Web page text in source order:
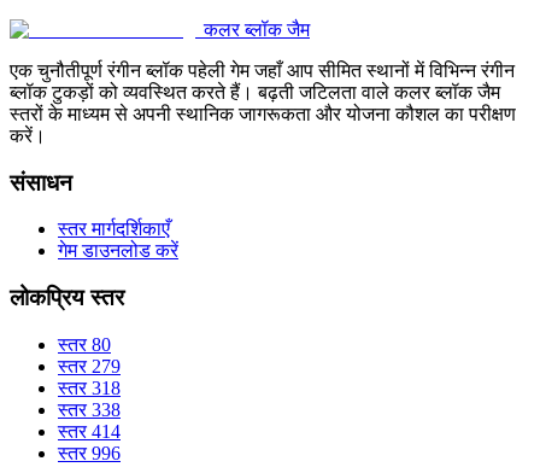
कलर ब्लॉक जैम
एक चुनौतीपूर्ण रंगीन ब्लॉक पहेली गेम जहाँ आप सीमित स्थानों में विभिन्न रंगीन
ब्लॉक टुकड़ों को व्यवस्थित करते हैं। बढ़ती जटिलता वाले कलर ब्लॉक जैम
स्तरों के माध्यम से अपनी स्थानिक जागरूकता और योजना कौशल का परीक्षण
करें।
संसाधन
स्तर मार्गदर्शिकाएँ
गेम डाउनलोड करें
लोकप्रिय स्तर
स्तर 80
स्तर 279
स्तर 318
स्तर 338
स्तर 414
स्तर 996